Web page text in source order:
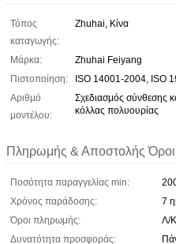
Τόπος
καταγωγής:
Zhuhai, Κίνα
Μάρκα:
Zhuhai Feiyang
Πιστοποίηση:
ISO 14001-2004, ISO
Αριθμό
μοντέλου:
Σχεδιασμός σύνθεσης
κόλλας πολυουρίας
Πληρωμής & Αποστολής Όροι
Ποσότητα παραγγελίας min:
Χρόνος παράδοσης:
7
Όροι πληρωμής:
Λ/
Δυνατότητα προσφοράς: